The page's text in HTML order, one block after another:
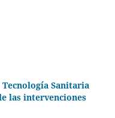
Sanitaria
las intervenciones